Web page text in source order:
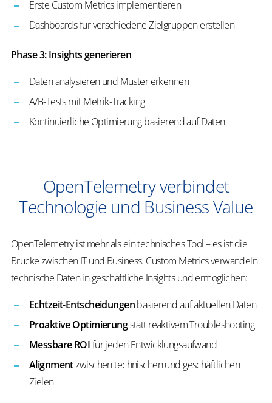
Erste Custom Metrics implementieren
Dashboards für verschiedene Zielgruppen erstellen
Phase 3: Insights generieren
Daten analysieren und Muster erkennen
A/B-Tests mit Metrik-Tracking
Kontinuierliche Optimierung basierend auf Daten
OpenTelemetry verbindet
Technologie und Business Value
OpenTelemetry ist mehr als ein technisches Tool – es ist die
Brücke zwischen IT und Business. Custom Metrics verwandeln
technische Daten in geschäftliche Insights und ermöglichen:
Echtzeit-Entscheidungenbasierend auf aktuellen Daten
Proaktive Optimierungstatt reaktivem Troubleshooting
Messbare ROIfür jeden Entwicklungsaufwand
Alignmentzwischen technischen und geschäftlichen
Zielen